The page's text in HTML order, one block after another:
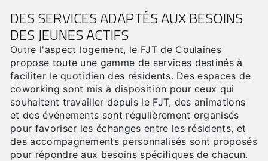
DES SERVICES ADAPTÉS AUX BESOINS
DES JEUNES ACTIFS
Outre l'aspect logement, le FJT de Coulaines
propose toute une gamme de services destinés à
faciliter le quotidien des résidents. Des espaces de
coworking sont mis à disposition pour ceux qui
souhaitent travailler depuis le FJT, des animations
et des événements sont régulièrement organisés
pour favoriser les échanges entre les résidents, et
des accompagnements personnalisés sont proposés
pour répondre aux besoins spécifiques de chacun.